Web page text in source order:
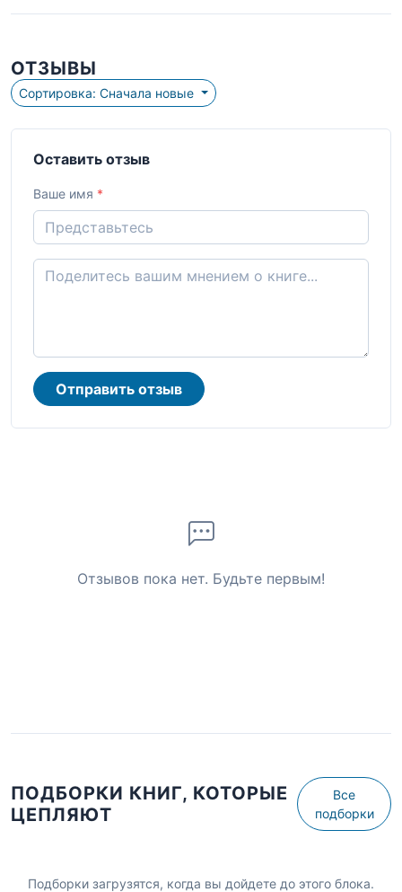
ОТЗЫВЫ
Сортировка: Сначала новые
Оставить отзыв
Ваше имя *
Отправить отзыв
Отзывов пока нет. Будьте первым!
ПОДБОРКИ КНИГ, КОТОРЫЕ
ЦЕПЛЯЮТ
Все
подборки
Подборки загрузятся, когда вы дойдете до этого блока.